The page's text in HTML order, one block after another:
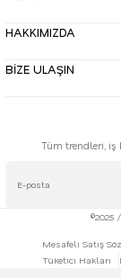
HAKKIMIZDA
BİZE ULAŞIN
Tüm trendleri, iş
©2025
Mesafeli Satış
Tüketici Hakları